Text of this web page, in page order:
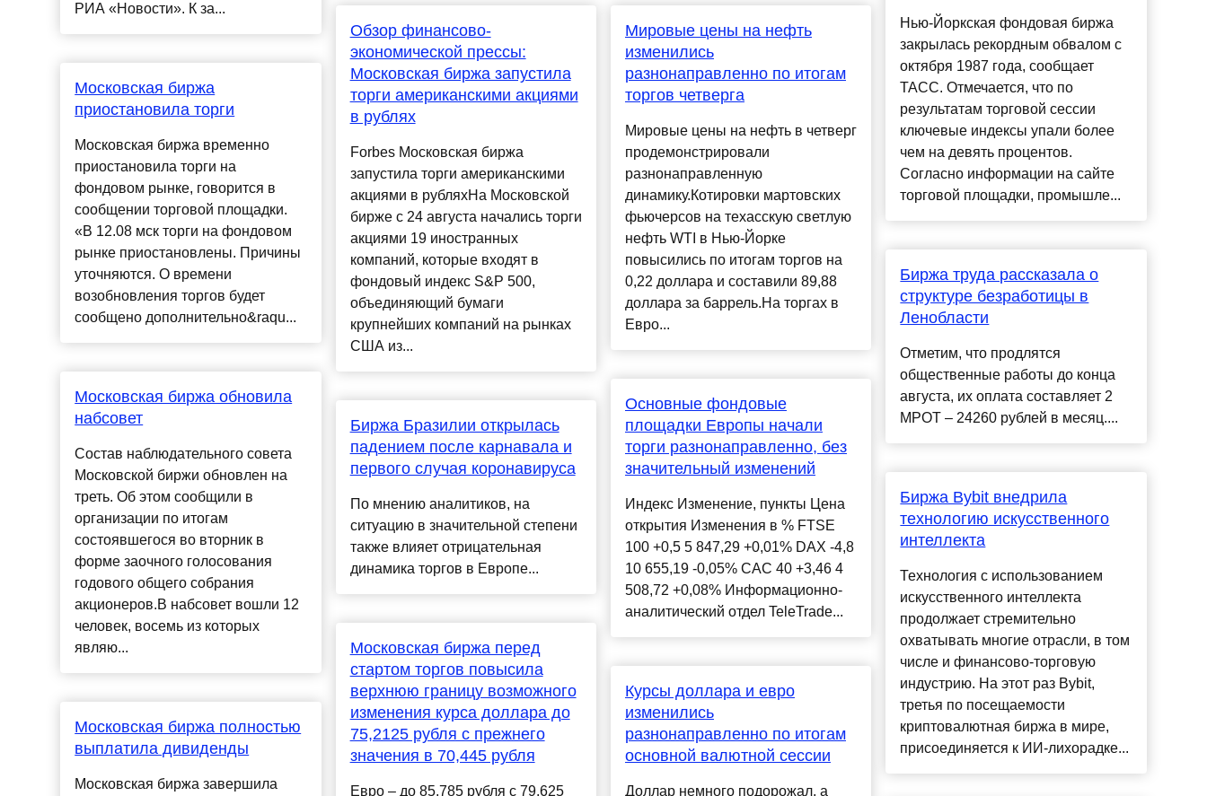
РИА «Новости». К за...
Московская биржа
приостановила торги
Московская биржа временно
приостановила торги на
фондовом рынке, говорится в
сообщении торговой площадки.
«В 12.08 мск торги на фондовом
рынке приостановлены. Причины
уточняются. О времени
возобновления торгов будет
сообщено дополнительно&raqu...
Московская биржа обновила
набсовет
Состав наблюдательного совета
Московской биржи обновлен на
треть. Об этом сообщили в
организации по итогам
состоявшегося во вторник в
форме заочного голосования
годового общего собрания
акционеров.В набсовет вошли 12
человек, восемь из которых
являю...
Московская биржа полностью
выплатила дивиденды
Московская биржа завершила
Обзор финансово-
экономической прессы:
Московская биржа запустила
торги американскими акциями
в рублях
Forbes Московская биржа
запустила торги американскими
акциями в рубляхНа Московской
бирже с 24 августа начались торги
акциями 19 иностранных
компаний, которые входят в
фондовый индекс S&P 500,
объединяющий бумаги
крупнейших компаний на рынках
США из...
Биржа Бразилии открылась
падением после карнавала и
первого случая коронавируса
По мнению аналитиков, на
ситуацию в значительной степени
также влияет отрицательная
динамика торгов в Европе...
Московская биржа перед
стартом торгов повысила
верхнюю границу возможного
изменения курса доллара до
75,2125 рубля с прежнего
значения в 70,445 рубля
Евро – до 85,785 рубля с 79,625
Мировые цены на нефть
изменились
разнонаправленно по итогам
торгов четверга
Мировые цены на нефть в четверг
продемонстрировали
разнонаправленную
динамику.Котировки мартовских
фьючерсов на техасскую светлую
нефть WTI в Нью-Йорке
повысились по итогам торгов на
0,22 доллара и составили 89,88
доллара за баррель.На торгах в
Евро...
Основные фондовые
площадки Европы начали
торги разнонаправленно, без
значительный изменений
Индекс Изменение, пункты Цена
открытия Изменения в % FTSE
100 +0,5 5 847,29 +0,01% DAX -4,8
10 655,19 -0,05% CAC 40 +3,46 4
508,72 +0,08% Информационно-
аналитический отдел TeleTrade...
Курсы доллара и евро
изменились
разнонаправленно по итогам
основной валютной сессии
Доллар немного подорожал, а
Нью-Йоркская фондовая биржа
закрылась рекордным обвалом с
октября 1987 года, сообщает
ТАСС. Отмечается, что по
результатам торговой сессии
ключевые индексы упали более
чем на девять процентов.
Согласно информации на сайте
торговой площадки, промышле...
Биржа труда рассказала о
структуре безработицы в
Ленобласти
Отметим, что продлятся
общественные работы до конца
августа, их оплата составляет 2
МРОТ – 24260 рублей в месяц....
Биржа Bybit внедрила
технологию искусственного
интеллекта
Технология с использованием
искусственного интеллекта
продолжает стремительно
охватывать многие отрасли, в том
числе и финансово-торговую
индустрию. На этот раз Bybit,
третья по посещаемости
криптовалютная биржа в мире,
присоединяется к ИИ-лихорадке...